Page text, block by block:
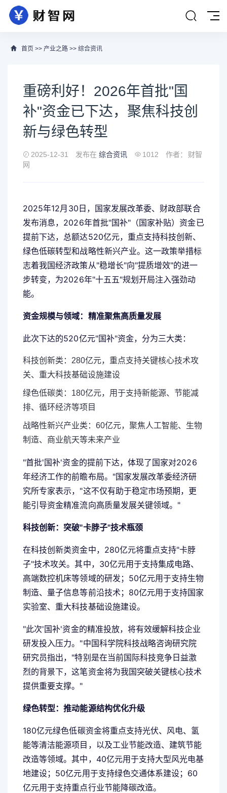
首页 >> 产业之路 >> 综合资讯
重磅利好！2026年首批"国
补"资金已下达，聚焦科技创
新与绿色转型
2025-12-31 发布在 综合资讯 1012 作者：
财智
网
2025年12月30日，国家发展改革委、财政部联合
发布消息，2026年首批"国补"（国家补贴）资金已
提前下达，总额达520亿元，重点支持科技创新、
绿色低碳转型和战略性新兴产业。这一政策举措标
志着我国经济政策从"稳增长"向"提质增效"的进一
步转变，为2026年"十五五"规划开局注入强劲动
能。
资金规模与领域：精准聚焦高质量发展
此次下达的520亿元"国补"资金，分为三大类：
科技创新类：280亿元，重点支持关键核心技术攻
关、重大科技基础设施建设
绿色低碳类：180亿元，用于支持新能源、节能减
排、循环经济等项目
战略性新兴产业类：60亿元，聚焦人工智能、生物
制造、商业航天等未来产业
"首批'国补'资金的提前下达，体现了国家对2026
年经济工作的前瞻布局。"国家发展改革委经济研
究所专家表示，"这不仅有助于稳定市场预期，更
能引导资金精准流向高质量发展关键领域。"
科技创新：突破"卡脖子"技术瓶颈
在科技创新类资金中，280亿元将重点支持"卡脖
子"技术攻关。其中，30亿元用于支持集成电路、
高端数控机床等领域的研发；50亿元用于支持生物
制造、量子信息等前沿技术；80亿元用于支持国家
实验室、重大科技基础设施建设。
"此次'国补'资金的精准投放，将有效缓解科技企业
研发投入压力。"中国科学院科技战略咨询研究院
研究员指出，"特别是在当前国际科技竞争日益激
烈的背景下，这笔资金将为我国突破关键核心技术
提供重要支撑。"
绿色转型：推动能源结构优化升级
180亿元绿色低碳资金将重点支持光伏、风电、氢
能等清洁能源项目，以及工业节能改造、建筑节能
改造等领域。其中，40亿元用于支持大型风光电基
地建设；50亿元用于支持绿色交通体系建设；60
亿元用于支持重点行业节能降碳改造。